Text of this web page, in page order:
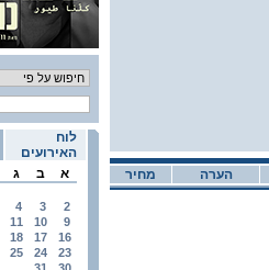
לוח
האירועים
א
ב ג
2
3
4
9
10
11
16
17
18
23
24
25
מחיר הערה